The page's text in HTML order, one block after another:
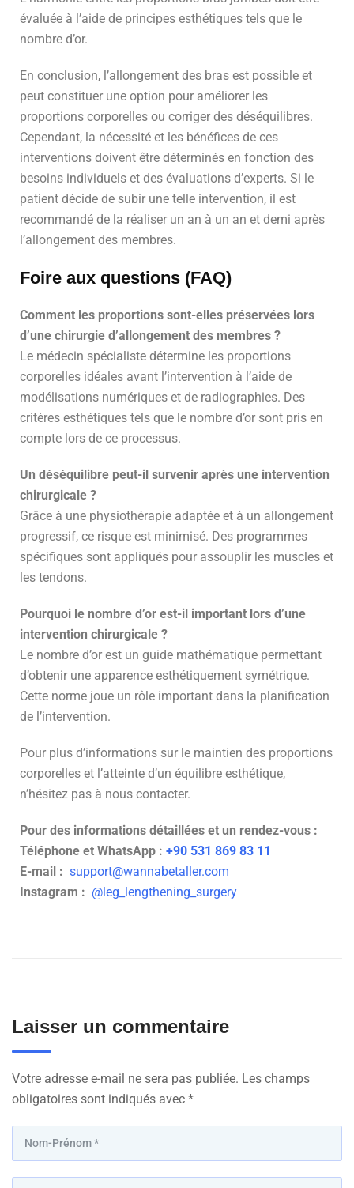
évaluée à l’aide de principes esthétiques tels que le
nombre d’or.
En conclusion, l’allongement des bras est possible et
peut constituer une option pour améliorer les
proportions corporelles ou corriger des déséquilibres.
Cependant, la nécessité et les bénéfices de ces
interventions doivent être déterminés en fonction des
besoins individuels et des évaluations d’experts. Si le
patient décide de subir une telle intervention, il est
recommandé de la réaliser un an à un an et demi après
l’allongement des membres.
Foire aux questions (FAQ)
Comment les proportions sont-elles préservées lors
d’une chirurgie d’allongement des membres ?
Le médecin spécialiste détermine les proportions
corporelles idéales avant l’intervention à l’aide de
modélisations numériques et de radiographies. Des
critères esthétiques tels que le nombre d’or sont pris en
compte lors de ce processus.
Un déséquilibre peut-il survenir après une intervention
chirurgicale ?
Grâce à une physiothérapie adaptée et à un allongement
progressif, ce risque est minimisé. Des programmes
spécifiques sont appliqués pour assouplir les muscles et
les tendons.
Pourquoi le nombre d’or est-il important lors d’une
intervention chirurgicale ?
Le nombre d’or est un guide mathématique permettant
d’obtenir une apparence esthétiquement symétrique.
Cette norme joue un rôle important dans la planification
de l’intervention.
Pour plus d’informations sur le maintien des proportions
corporelles et l’atteinte d’un équilibre esthétique,
n’hésitez pas à nous contacter.
Pour des informations détaillées et un rendez-vous :
Téléphone et WhatsApp : +90 531 869 83 11
E-mail : support@wannabetaller.com
Instagram : @leg_lengthening_surgery
Laisser un commentaire
Votre adresse e-mail ne sera pas publiée. Les champs
obligatoires sont indiqués avec *